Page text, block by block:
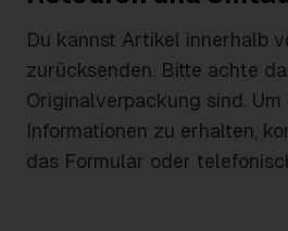
Du kannst Artikel innerhalb
zurücksenden. Bitte achte
Originalverpackung sind.
Informationen zu erhalten,
das Formular oder